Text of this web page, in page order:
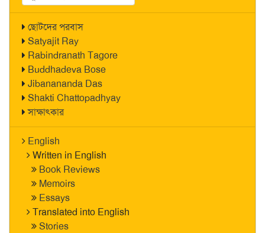
ছোটদের পরবাস
Satyajit Ray
Rabindranath Tagore
Buddhadeva Bose
Jibanananda Das
Shakti Chattopadhyay
সাক্ষাৎকার
English
Written in English
Book Reviews
Memoirs
Essays
Translated into English
Stories